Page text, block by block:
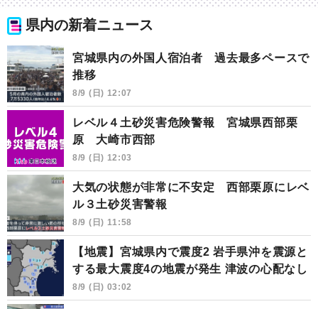
県内の新着ニュース
宮城県内の外国人宿泊者 過去最多ペースで
推移
8/9 (日) 12:07
レベル４土砂災害危険警報 宮城県西部栗
原 大崎市西部
8/9 (日) 12:03
大気の状態が非常に不安定 西部栗原にレベ
ル３土砂災害警報
8/9 (日) 11:58
【地震】宮城県内で震度2 岩手県沖を震源と
する最大震度4の地震が発生 津波の心配なし
8/9 (日) 03:02